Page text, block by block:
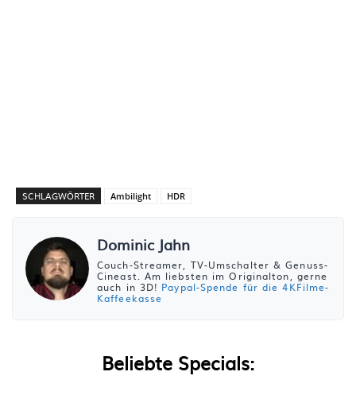
SCHLAGWÖRTER Ambilight HDR
Dominic Jahn
Couch-Streamer, TV-Umschalter & Genuss-
Cineast. Am liebsten im Originalton, gerne
auch in 3D! Paypal-Spende für die 4KFilme-
Kaffeekasse
Beliebte Specials: